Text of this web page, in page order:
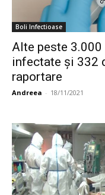
Boli Infectioase
Alte peste 3.000
infectate și 332
raportare
Andreea - 18/11/2021